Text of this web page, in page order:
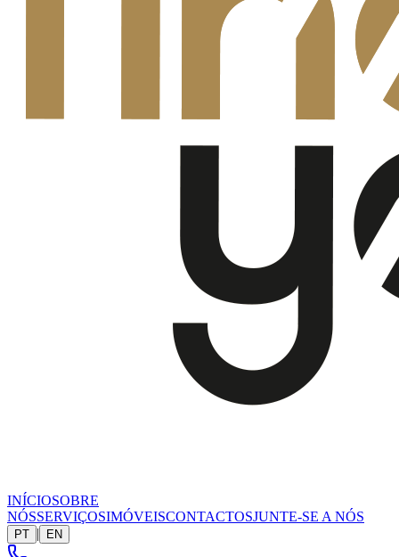
INÍCIOSOBRE
NÓSSERVIÇOSIMÓVEISCONTACTOSJUNTE-SE A NÓS
PT | EN